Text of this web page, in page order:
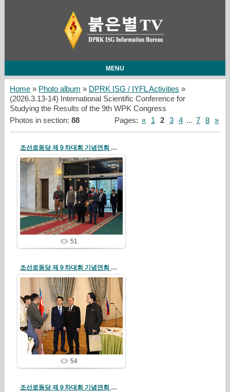
MENU
Home» Photo album » DPRK ISG / IYFL Activities »
(2026.3.13-14) International Scientific Conference for
Studying the Results of the 9th WPK Congress
Photos in section: 88 Pages: « 1 2 3 4 ... 7 8 »
조선로동당 제９차대회 기념연회 로씨야주재 우리 나라 대사관에서 진행
26/04/19
redstartvkp
51
조선로동당 제９차대회 기념연회 로씨야주재 우리 나라 대사관에서 진행
26/04/19
redstartvkp
54
조선로동당 제９차대회 기념연회 로씨야주재 우리 나라 대사관에서 진행